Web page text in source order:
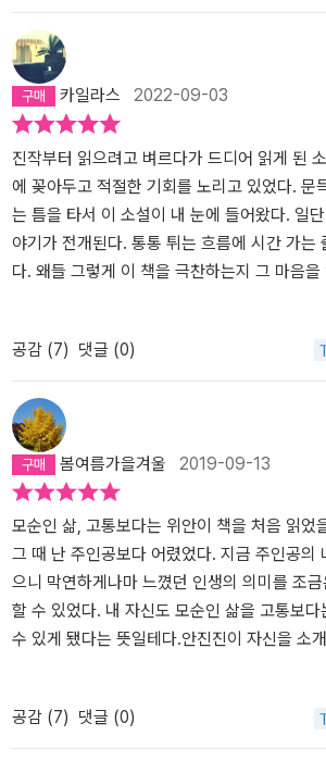
될 것 같은 느낌이 든다. 선택은 그녀의 몫이
는 말은 다 거짓이었다. 사랑은 바다만큼도 아
도 사랑은 사랑이었다. (P. 199)“낯설어 죽겠
우씨는 알아? 갑자기 이 세상을 살아야 하는지
워. 사는법을 잊어버렸다구요. 사랑하면 이렇게
고.”(P. 202)여기에서 잠시 더 읽어나가기를
에 들어가 보려 했다.뭐가 그렇게 어려웠을까
의 여자들처럼 애틋한 마음이 담긴 그 사랑을
로 받아들일 수는 없었을까? 그러자 그녀의 지
들이 떠올려졌다. 안진진에게 사랑이란 낯선
까? 나는 저자가 담아내고 싶은 이야기, 들려
서도 안진진이 안쓰럽게 느껴지는 마음이 앞선
애달픈 현실에서 오는 감정에 매달리게 된다.
생각해봤다.이 책 속에서 ‘안진진’이 가족들에
줄 만한 대화는 거의 나오지 않는다. 그녀가 어
있는지, 어떤 음식을 좋아하는지, 요즘 만나는
지도 않은 것일까? (남동생과 얕게 나누는 대화
이야기가 핵심이라기보다는 자신의 현재 연애
기를 들려줄 목적을 띈, 그 정도 쫌이었다) 그
기를 더 들어주고 싶고 혼란스러운 마음을 함
로 읽어내려갔다.거리를 뒤덮은 휘황한 네온
의 무리 속에서 이모와 나는 서로 읽어버리지
직 코트가 주는 푹신한 감촉, 따뜻한 이모의
은 참 좋았다. (P. 225)안진진이 이모를 만날
르는 ‘엄마’로 인해 원치 않은 서글픔과 초라
다 더 큰 아픔일지도 모르겠다, 내불행에 비하
다행이 아닌가...나의 불행에 위로가 되는 것
것이 인간이다. 억울하다는 생각만 줄일 수 있
외로 쉽다. - P188세상의 모든 잊을 수 없는
겨져 있었다. 그래서, 그래서 과거를 버릴 수
랑이란,발견할 수 있는 모든 거울 앞에서 자신
지 않고 무심히 지나칠 수 없게 만드는 무엇이
생애 처음으로 많은 생각을 하게 되는 나 자신
하게 들여다보는 나. 한없이 들여다보는 나. 그
렇게 생긴 사람을 사랑해준 그가 고맙다고 사
맙다고.사랑이란 그러므로 붉은 신호등이다.
건 멈춰야 하는, 위험을 예고하면서 동시에 안
호등이 바로 사랑이다.- P210나는 나인 것이
이 살 필요도 없지만, 그렇다고 똑같이 살지 않
둥 칠 필요도 없는 것이다. 이제 나는 더 이상
로 했다. 나는 특별하고 한적한 오솔길을 찾는 대신 많ㅇ은 인생선배
들이 걸어간 길을 택하기로 했다. 삶의 비밀은 그 보편적인 길에 더 많
이 묻혀있을 것이라 확신하고 있으므로.- P218
을 떠돌던 한 인간이 속세로 귀향하기에이만
가. 나는 이런 말을 알고 있다. 인생은 짧다고,
로움이 인생을 길게 만든다고, 아버지는 참으
다. 그것이 진정 아버지가 원했던삶이었을까
에 꽃향기가난만했다. 겨울이 있어 봄도 있다
갔다. 살아봐야 죽을 수도 있는 것이다.아직
할 수 없지만 받아들일 수는 있다. 삶과죽음은
지는 유념하지 못했을 것이라고 진진은 생각
이 '그래, 이렇게 살아서는 안 돼! 내 인생에 나
해. 꼭 그래야만 해!' 부르짖는 것으로 시작한다
자 나영규와 감성적인 남자 김장우 사이에서
는 동시에, 어머니와는 일란성 쌍둥이로 태어
다른 이모와 엄마의 삶을 바라보며 모순투성
해해야 하는지 고민하는 것으로 이야기가 전
가독성이 엄청나서 막힘없이 술술 읽었다. 책
나로서도 깨나 빨리 읽은 편이었는데, 작가 노
좀 더 천천히 읽을 걸. 누구라도 거저 얻은 것
권의 책을 알뜰살뜰하게 읽는 법에 대해 궁리
이렇게 메모하지 않을 수 없었을 것이다.이 소
히 읽어주었으면 좋겠다…….(p.301-302) 이
자리에서 다 읽어버린 사람에 비하면 며칠에
일 것이다. 어디까지나 내 기준으로 빨리 읽은
못했다 해서 이 책을 거저 얻었다는 생각은 하
했던 2021년이 있었고, 이 책에 대한 이야기를
장에 꽂아둔 책을 꺼내 읽은 2023년이 있다.
면 나는 <모순>을 그냥 누군가의 인생 책으로
그러나 책장에 꽂아둔 책을 꺼내 읽음으로써
왔고 더불어 어머니, 아버지, 남동생 진모의 이
그들의 딸 주리 그리고 나영규와 김장우의 이
는 글을 썼다. 인터넷 서점에서 이 책의 정보
소설의 모든 저작권을 양도받은 도서출판 「쓰다
개정판을 내면서, 초판이 나온 지 벌써 15년이
카일라스 2022-09-03
진작부터 읽으려고 벼르다가 드디어 읽게 된
에 꽂아두고 적절한 기회를 노리고 있었다. 문
는 틈을 타서 이 소설이 내 눈에 들어왔다. ​일
야기가 전개된다. 통통 튀는 흐름에 시간 가는
다. ​왜들 그렇게 이 책을 극찬하는지 그 마음을
지금 결혼을 하고 30대가 되어서도 가끔씩 이
고 한다. ​다시 읽을 때마다 전에는 몰랐던 소설
치거나 세월의 힘이 알려준 다른 해석에 놀란
에 드디어 양귀자 장편소설 『모순』을 읽어보
책장에 꽂아두었다가 미래 어느 날 문득 꺼내
은 탐구하면서 살아가는 것이 아니라,살아가면
수는 되풀이된다. 그것이 인생이다……. (책 뒤
자는 양귀자. 1955년 전주에서 태어나 원광대
978년 「문학사상」 신인상을 수상하면서 문단
『귀머거리 새』 『원미동 사람들』 『슬픔도 힘이
는 페인트공』 『길모퉁이에서 만난 사람』을, 장
소망한다 내게 금지된 것을』 『천년의 사랑』 『
있다』 『삶의 묘약』 『부엌신』 『엄마노릇 마흔
유주현문학상, 이상문학상, 현대문학상, 21세
(책속 작가소개 전문)​​​이 책의 제목은 모순이
공감 (7) 댓글 (0)
봄여름가을겨울 2019-09-13
모순인 삶, 고통보다는 위안이 책을 처음 읽었
그 때 난 주인공보다 어렸었다. 지금 주인공의
으니 막연하게나마 느꼈던 인생의 의미를 조
할 수 있었다. 내 자신도 모순인 삶을 고통보다
수 있게 됐다는 뜻일테다.안진진이 자신을 소
상 시니컬한 것 같으면서 최선을 다해 삶을 바
이 결혼이라는 것은 왠지 재밌게 느껴졌다. 왜
개인적으로 나에게 결혼은 인생을 바꿀 수 있
공감 (7) 댓글 (0)